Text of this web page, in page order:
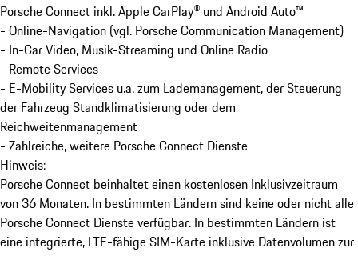
Porsche Connect inkl. Apple CarPlay® und Android Auto™
- Online-Navigation (vgl. Porsche Communication Management)
- In-Car Video, Musik-Streaming und Online Radio
- Remote Services
- E-Mobility Services u.a. zum Lademanagement, der Steuerung
der Fahrzeug Standklimatisierung oder dem
Reichweitenmanagement
- Zahlreiche, weitere Porsche Connect Dienste
Hinweis:
Porsche Connect beinhaltet einen kostenlosen Inklusivzeitraum
von 36 Monaten. In bestimmten Ländern sind keine oder nicht alle
Porsche Connect Dienste verfügbar. In bestimmten Ländern ist
eine integrierte, LTE-fähige SIM-Karte inklusive Datenvolumen zur